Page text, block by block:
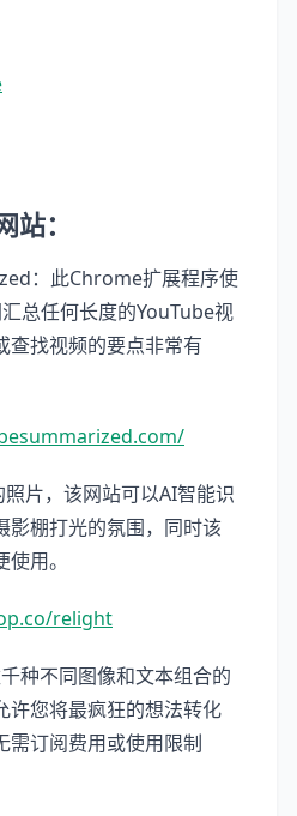
：
：此Chrome扩展程序使
总任何长度的YouTube视
查找视频的要点非常有
片，该网站可以AI智能识
影棚打光的氛围，同时该
用。
relight
种不同图像和文本组合的
许您将最疯狂的想法转化
需订阅费用或使用限制